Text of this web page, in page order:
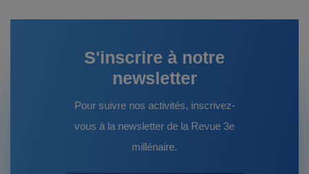
S'inscrire à notre
newsletter
Pour suivre nos activités, inscrivez-
vous à la newsletter de la Revue 3e
millénaire.